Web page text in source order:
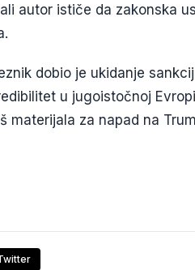
autor ističe da zakonska
dobio je ukidanje
u jugoistočnoj
materijala za napad na